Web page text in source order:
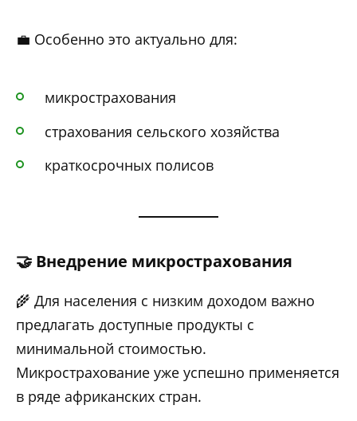
💼 Особенно это актуально для:
микрострахования
страхования сельского хозяйства
краткосрочных полисов
🤝 Внедрение микрострахования
🌾 Для населения с низким доходом важно
предлагать доступные продукты с
минимальной стоимостью.
Микрострахование уже успешно применяется
в ряде африканских стран.